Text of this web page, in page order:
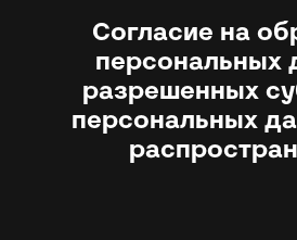
Согласие на
персональных
разрешенных
персональных